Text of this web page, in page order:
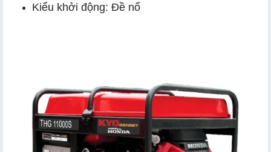
Kiểu khởi động: Đề nổ